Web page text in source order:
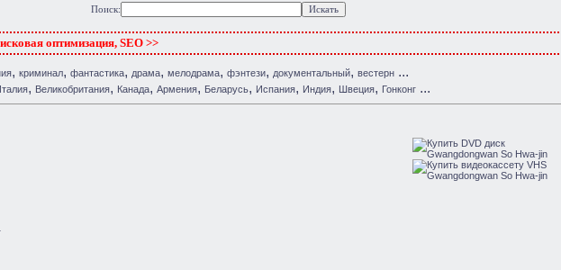
Поиск:
оптимизация, SEO >>
, криминал, фантастика, драма, мелодрама, фэнтези, документальный, вестерн ...
, Великобритания, Канада, Армения, Беларусь, Испания, Индия, Швеция, Гонконг ...